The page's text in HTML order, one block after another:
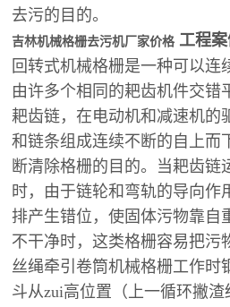
去污的目的。
吉林机械格栅去污机厂家价格 工程
回转式机械格栅是一种可以连
由许多个相同的耙齿机件交错
耙齿链，在电动机和减速机的
和链条组成连续不断的自上而
断清除格栅的目的。当耙齿链
时，由于链轮和弯轨的导向作
排产生错位，使固体污物靠自
不干净时，这类格栅容易把污
丝绳牵引卷筒机械格栅工作时
斗从zui高位置（上一循环撇渣